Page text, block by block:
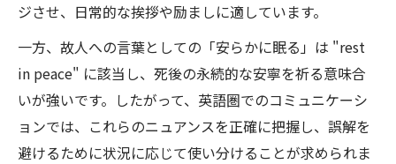
ジさせ、日常的な挨拶や励ましに適しています。
一方、故人への言葉としての「安らかに眠る」は "rest
in peace" に該当し、死後の永続的な安寧を祈る意味合
いが強いです。したがって、英語圏でのコミュニケーシ
ョンでは、これらのニュアンスを正確に把握し、誤解を
避けるために状況に応じて使い分けることが求められま